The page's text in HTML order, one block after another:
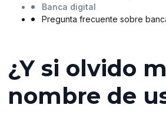
Banca digital
Pregunta frecuente sobre
¿Y si olvido
nombre de